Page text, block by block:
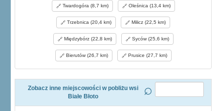
Twardogóra (8,7 km) Oleśnica (13,4 km)
Trzebnica (20,4 km) Milicz (22,5 km)
Międzybórz (22,8 km) Syców (25,6 km)
Bierutów (26,7 km) Prusice (27,7 km)
Zobacz inne miejscowości w pobliżu wsi
Białe Błoto